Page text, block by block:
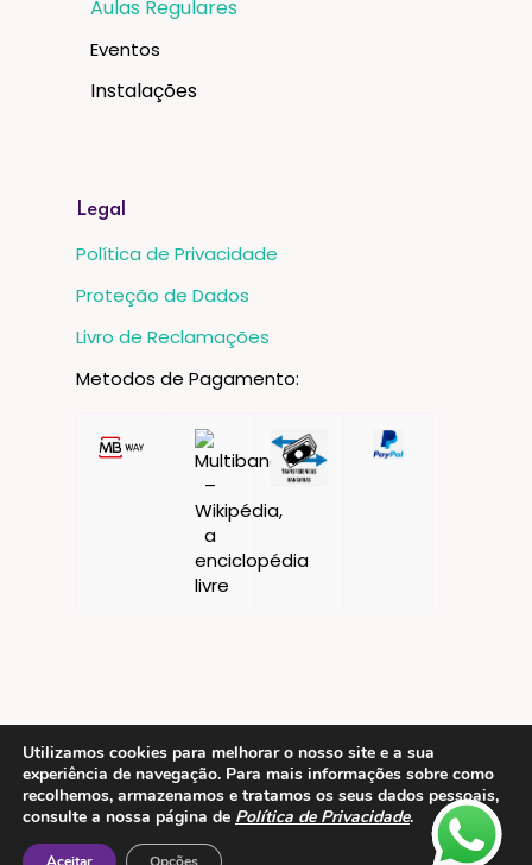
Aulas Regulares
Eventos
Instalações
Legal
Política de Privacidade
Proteção de Dados
Livro de Reclamações
Metodos de Pagamento:
Contactos
ESMTC – Escola de Medicina Tradicional
Chinesa
Utilizamos cookies para melhorar o nosso site e a sua
experiência de navegação. Para mais informações sobre como
recolhemos, armazenamos e tratamos os seus dados pessoais,
consulte a nossa página de Política de Privacidade.